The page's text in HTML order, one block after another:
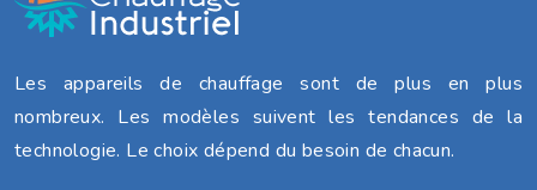
Les appareils de chauffage sont de plus en plus
nombreux. Les modèles suivent les tendances de la
technologie. Le choix dépend du besoin de chacun.